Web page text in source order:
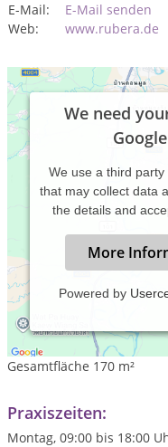
E-Mail:
E-Mail senden
Web:
www.rubera.de
We need
We use a third
that may collect data
the details and
More
Powered by
Unser Therapiezentrum
einem stilvollem Altbau.
Gesamtfläche 170 m²
Praxiszeiten:
Montag, 09:00 bis 18:00